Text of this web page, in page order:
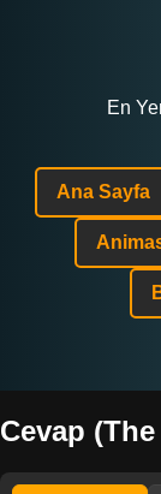
En
Ana Sayfa
Cevap